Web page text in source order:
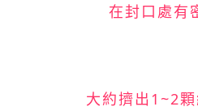
在封口處有
大約擠出1~2